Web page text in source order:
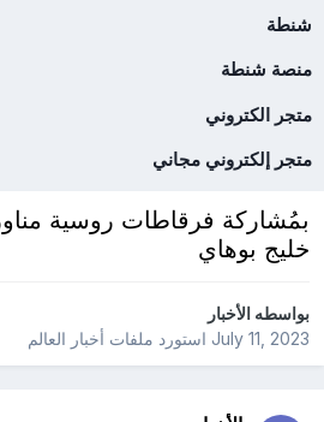
شنطة
منصة شنطة
متجر الكتروني
متجر إلكتروني مجاني
بمُشاركة فرقاطات روسية
خليج بوهاي
بواسطهالأخبار
July 11, 2023استورد ملفات أخبار العالم